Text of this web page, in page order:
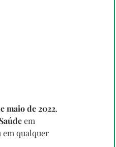
maio de 2022.
em
qualquer